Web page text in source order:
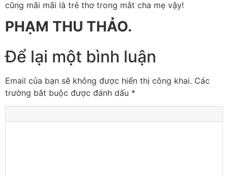
cũng mãi mãi là trẻ thơ trong mắt cha mẹ vậy!
PHẠM THU THẢO.
Để lại một bình luận
Email của bạn sẽ không được hiển thị công khai. Các
trường bắt buộc được đánh dấu *